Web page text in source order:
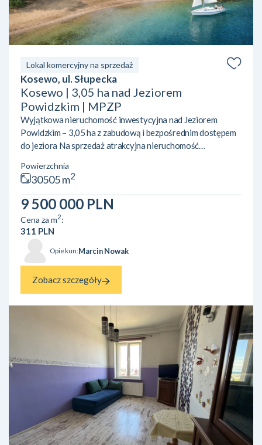
Lokal komercyjny na sprzedaż
Kosewo, ul. Słupecka
Kosewo | 3,05 ha nad Jeziorem
Powidzkim | MPZP
Wyjątkowa nieruchomość inwestycyjna nad Jeziorem
Powidzkim – 3,05 ha z zabudową i bezpośrednim dostępem
do jeziora Na sprzedaż atrakcyjna nieruchomość
Słupeckiej /Spacerowej, w gminie Ostrowite. Działka nr
112/20 o łącznej powierzchni 30 505 m² (3,05 ha) znajduje
się w unikalnej lokalizacji – bezpośrednio przy linii
brzegowej Jeziora Powidzkiego, jednego z najczystszych
jezior w Polsce. Zabudowa i infrastrukturaNa terenie
nierucho...
Powierzchnia
30505 m2
9 500 000 PLN
Cena za m2:
311 PLN
Opiekun:Marcin Nowak
Zobacz szczegóły